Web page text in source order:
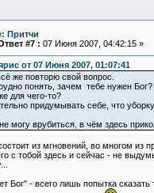
Притчи
#7 : 07 Июня 2007, 04:42:15 »
от 07 Июня 2007, 01:07:41
же повторю свой вопрос.
понять, зачем тебе нужен Бог?
для чего-то?
придумывать себе, что
могу врубиться, в чём здесь
из мгновений, во многом из
с тобой здесь и сейчас - не
Бог" - всего лишь попытка